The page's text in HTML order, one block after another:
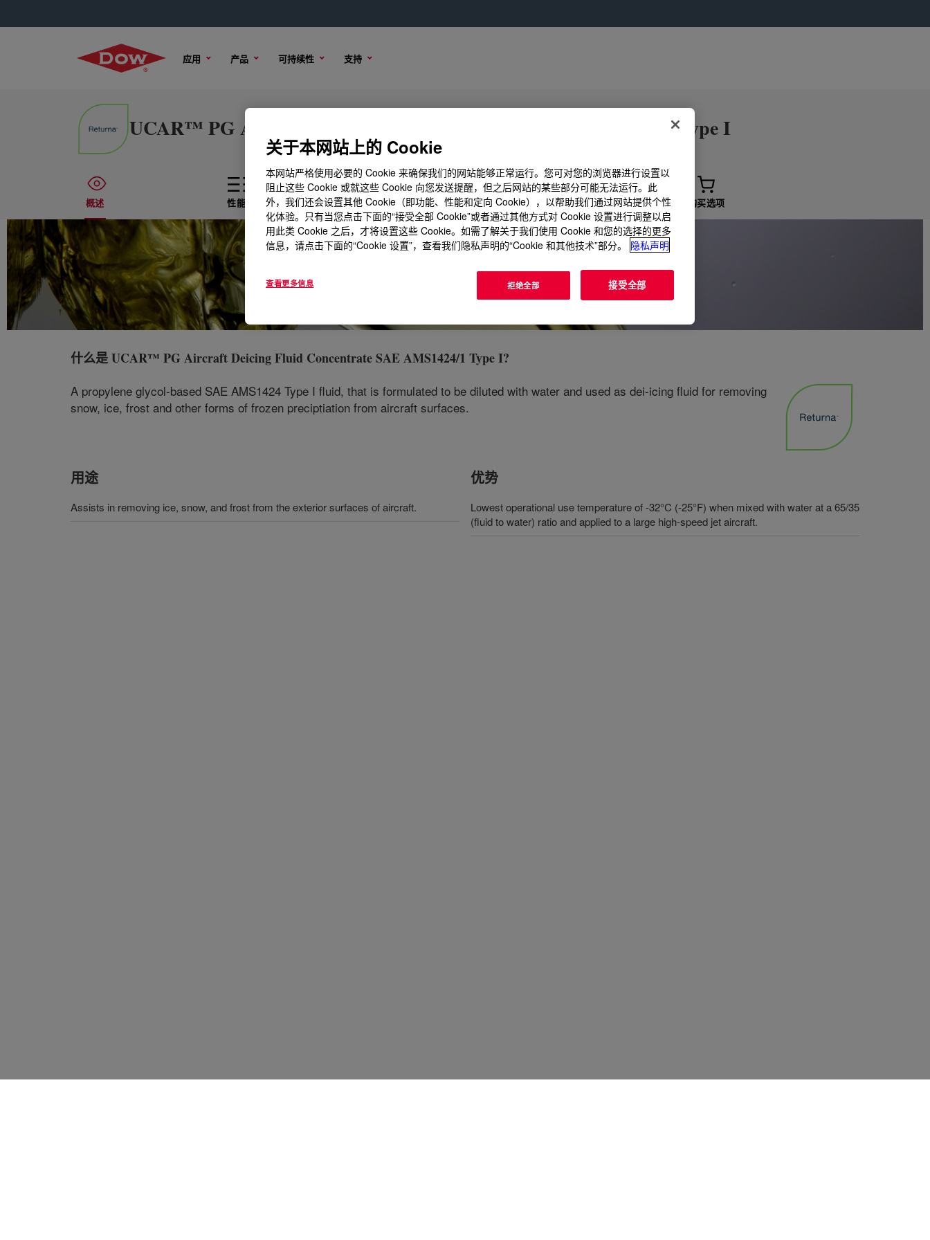
应用 产品 可持续性 支持
UCAR™ PG Aircraft Deicing Fluid Concentrate SAE AMS1424/1 Type I
概述 性能 技术内容 样品选项 购买选项
什么是UCAR™ PG Aircraft Deicing Fluid Concentrate SAE AMS1424/1 Type I?
A propylene glycol-based SAE AMS1424 Type I fluid, that is formulated to be diluted with water and used as dei-icing fluid for removing
snow, ice, frost and other forms of frozen preciptiation from aircraft surfaces.
用途
Assists in removing ice, snow, and frost from the exterior surfaces of aircraft.
优势
Lowest operational use temperature of -32°C (-25°F) when mixed with water at a 65/35
(fluid to water) ratio and applied to a large high-speed jet aircraft.
关于本网站上的 Cookie
本网站严格使用必要的 Cookie 来确保我们的网站能够正常运行。您可对您的浏览器进行设置以
阻止这些 Cookie 或就这些 Cookie 向您发送提醒，但之后网站的某些部分可能无法运行。此
外，我们还会设置其他 Cookie（即功能、性能和定向 Cookie），以帮助我们通过网站提供个性
化体验。只有当您点击下面的“接受全部 Cookie”或者通过其他方式对 Cookie 设置进行调整以启
用此类 Cookie 之后，才将设置这些 Cookie。如需了解关于我们使用 Cookie 和您的选择的更多
信息，请点击下面的“Cookie 设置”，查看我们隐私声明的“Cookie 和其他技术”部分。
隐私声明
查看更多信息 拒绝全部 接受全部